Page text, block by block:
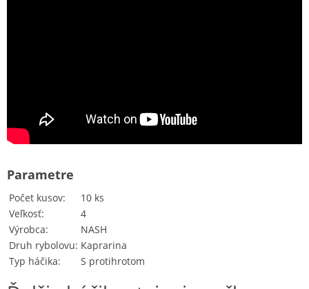
Počet kusov
10 ks
Veľkosť
4
Výrobca
NASH
Druh rybolovu Kaprarina
Typ háčika
S protihrotom
Parametre